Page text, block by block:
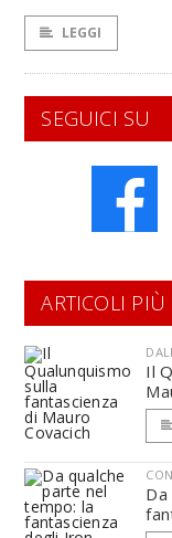
LEGGI
SEGUICI SU
ARTICOLI PIÙ
Il